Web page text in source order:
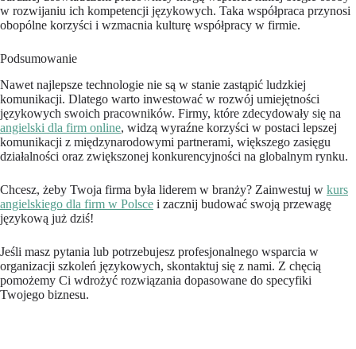
w rozwijaniu ich kompetencji językowych. Taka współpraca przynosi
obopólne korzyści i wzmacnia kulturę współpracy w firmie.
Podsumowanie
Nawet najlepsze technologie nie są w stanie zastąpić ludzkiej
komunikacji. Dlatego warto inwestować w rozwój umiejętności
językowych swoich pracowników. Firmy, które zdecydowały się na
angielski dla firm online, widzą wyraźne korzyści w postaci lepszej
komunikacji z międzynarodowymi partnerami, większego zasięgu
działalności oraz zwiększonej konkurencyjności na globalnym rynku.
Chcesz, żeby Twoja firma była liderem w branży? Zainwestuj w kurs
angielskiego dla firm w Polsce i zacznij budować swoją przewagę
językową już dziś!
Jeśli masz pytania lub potrzebujesz profesjonalnego wsparcia w
organizacji szkoleń językowych, skontaktuj się z nami. Z chęcią
pomożemy Ci wdrożyć rozwiązania dopasowane do specyfiki
Twojego biznesu.